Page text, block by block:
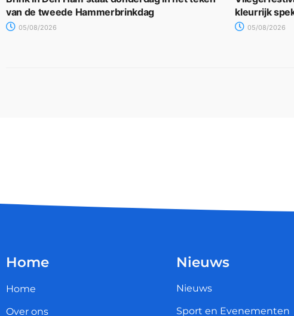
van de tweede Hammerbrinkdag
05/08/2026
kleurrijk
05/08/2026
Home
Home
Over ons
Nieuws
Nieuws
Sport en Evenementen